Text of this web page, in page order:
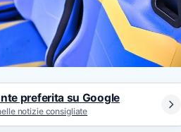
preferita su Google
notizie consigliate